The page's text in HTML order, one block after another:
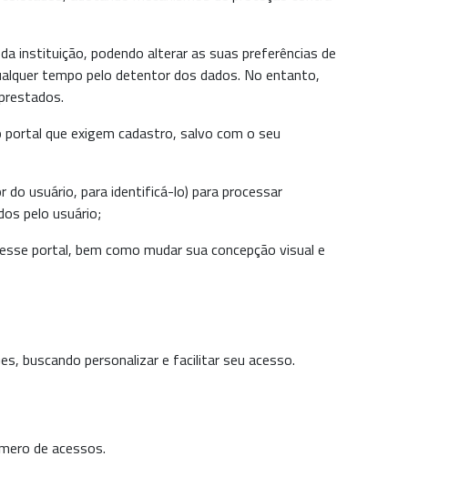
instituição, podendo alterar as suas preferências de
tempo pelo detentor dos dados. No entanto,
que exigem cadastro, salvo com o seu
usuário, para identificá-lo) para processar
pelo usuário;
portal, bem como mudar sua concepção visual e
buscando personalizar e facilitar seu acesso.
de acessos.